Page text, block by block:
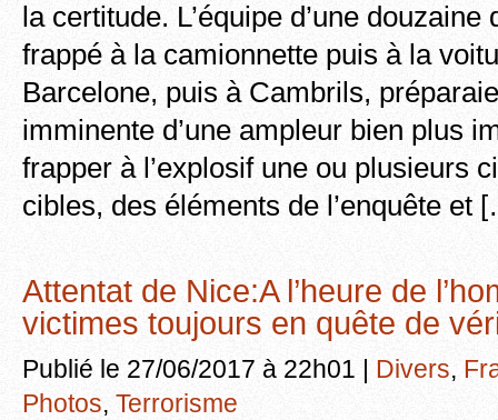
la certitude. L’équipe d’une
frappé à la camionnette puis à la
Barcelone, puis à Cambrils,
imminente d’une ampleur bien plus
frapper à l’explosif une ou plusieurs
cibles, des éléments de l’enquête et
Attentat de Nice:A l’heure de
victimes toujours en quête de
Publié le 27/06/2017 à 22h01 | Divers,
Photos, Terrorisme